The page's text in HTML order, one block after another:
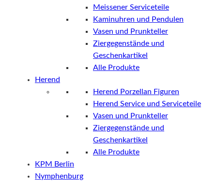
Meissener Serviceteile
Kaminuhren und Pendulen
Vasen und Prunkteller
Ziergegenstände und
Geschenkartikel
Alle Produkte
Herend
Herend Porzellan Figuren
Herend Service und Serviceteile
Vasen und Prunkteller
Ziergegenstände und
Geschenkartikel
Alle Produkte
KPM Berlin
Nymphenburg